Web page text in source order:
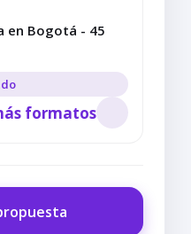
en Bogotá - 45
formatos